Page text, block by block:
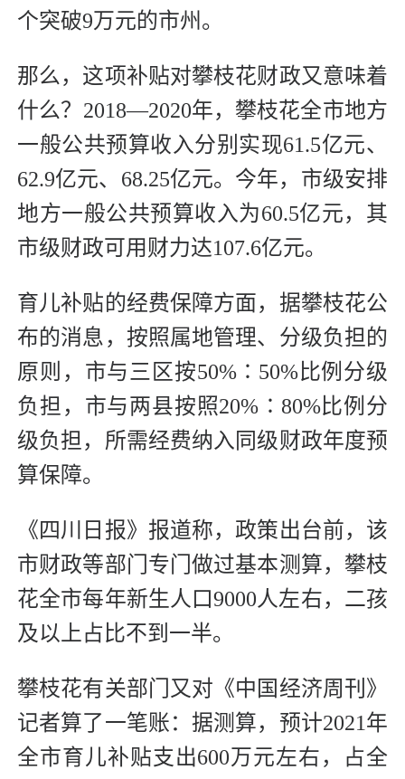
个突破9万元的市州。
那么，这项补贴对攀枝花财政又意味着
什么？2018—2020年，攀枝花全市地方
一般公共预算收入分别实现61.5亿元、
62.9亿元、68.25亿元。今年，市级安排
地方一般公共预算收入为60.5亿元，其
市级财政可用财力达107.6亿元。
育儿补贴的经费保障方面，据攀枝花公
布的消息，按照属地管理、分级负担的
原则，市与三区按50%∶50%比例分级
负担，市与两县按照20%∶80%比例分
级负担，所需经费纳入同级财政年度预
算保障。
《四川日报》报道称，政策出台前，该
市财政等部门专门做过基本测算，攀枝
花全市每年新生人口9000人左右，二孩
及以上占比不到一半。
攀枝花有关部门又对《中国经济周刊》
记者算了一笔账：据测算，预计2021年
全市育儿补贴支出600万元左右，占全